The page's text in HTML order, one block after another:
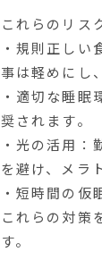
これらのリス
・規則正し
事は軽めにし
・適切な睡
奨されます。
・光の活用
を避け、メラ
・短時間の仮
これらの対策
す。